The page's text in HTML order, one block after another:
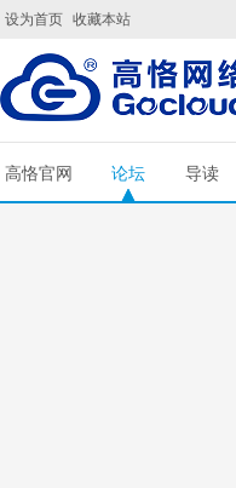
设为首页 收藏本站
高恪官网 论坛 导读